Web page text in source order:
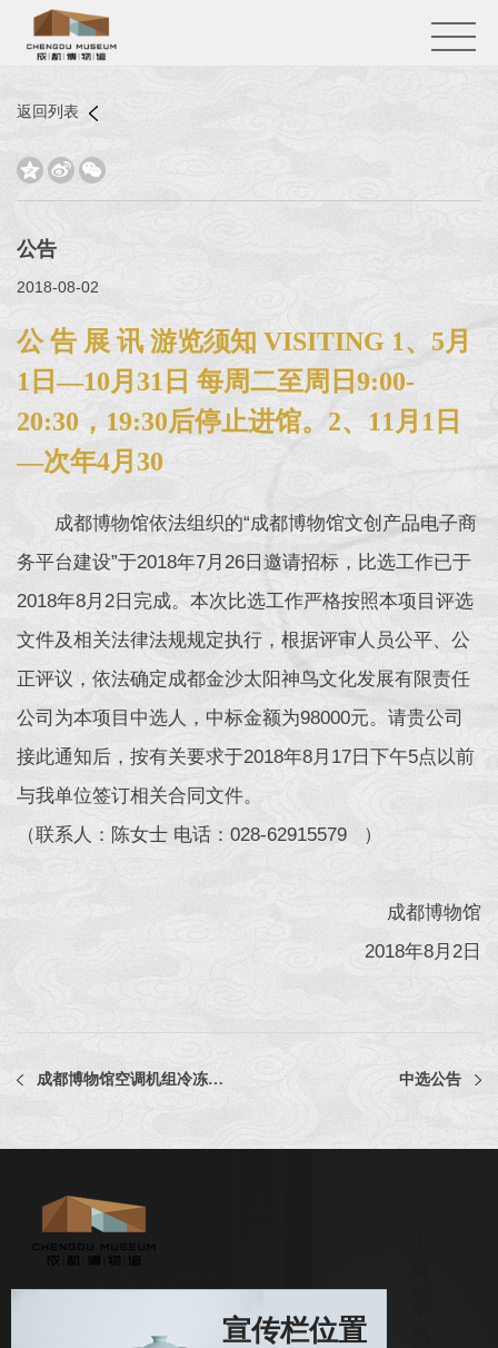
返回列表
  
公告
2018-08-02
公 告 展 讯 游览须知 VISITING 1、5月
1日—10月31日 每周二至周日9:00-
20:30，19:30后停止进馆。2、11月1日
—次年4月30
成都博物馆依法组织的“成都博物馆文创产品电子商
务平台建设”于2018年7月26日邀请招标，比选工作已于
2018年8月2日完成。本次比选工作严格按照本项目评选
文件及相关法律法规规定执行，根据评审人员公平、公
正评议，依法确定成都金沙太阳神鸟文化发展有限责任
公司为本项目中选人，中标金额为98000元。请贵公司
接此通知后，按有关要求于2018年8月17日下午5点以前
与我单位签订相关合同文件。
（联系人：陈女士 电话：028-62915579 ）
成都博物馆
2018年8月2日
成都博物馆空调机组冷冻油招标公示 中选公告
宣传栏位置